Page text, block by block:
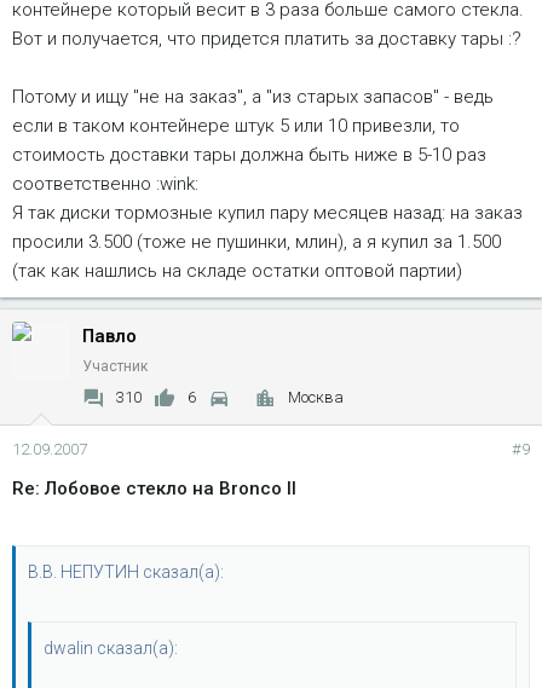
контейнере который весит в 3 раза больше самого стекла.
Вот и получается, что придется платить за доставку тары :?
Потому и ищу "не на заказ", а "из старых запасов" - ведь
если в таком контейнере штук 5 или 10 привезли, то
стоимость доставки тары должна быть ниже в 5-10 раз
соответственно :wink:
Я так диски тормозные купил пару месяцев назад: на заказ
просили 3.500 (тоже не пушинки, млин), а я купил за 1.500
(так как нашлись на складе остатки оптовой партии)
Павло
Участник
310 6 Москва
12.09.2007 #9
Re: Лобовое стекло на Bronco II
В.В. НЕПУТИН сказал(а):
dwalin сказал(а):